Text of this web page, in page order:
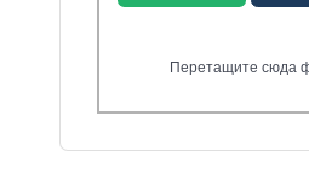
Перетащите сюда